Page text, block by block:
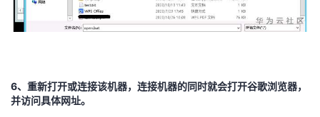
6、 重新打开或连接该机器，连接机器的同时就会打开谷歌浏览器，
并访问具体网址。